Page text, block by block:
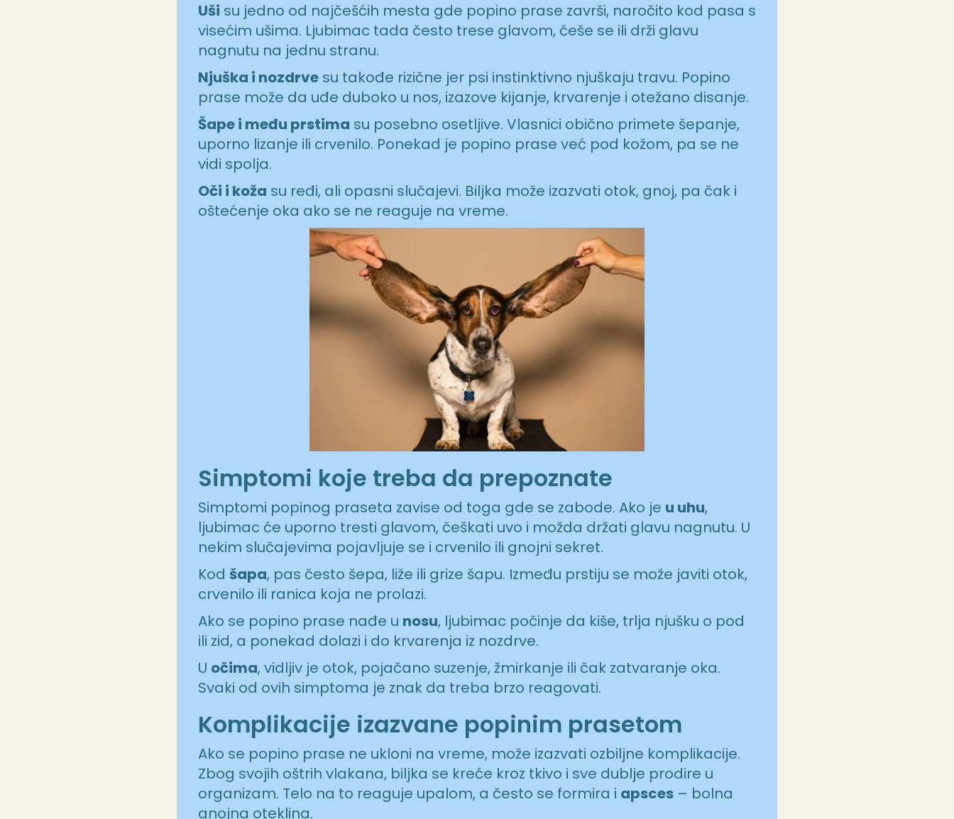
Uši su jedno od najčešćih mesta gde popino prase završi, naročito kod pasa s
visećim ušima. Ljubimac tada često trese glavom, češe se ili drži glavu
nagnutu na jednu stranu.
Njuška i nozdrvesu takođe rizične jer psi instinktivno njuškaju travu. Popino
prase može da uđe duboko u nos, izazove kijanje, krvarenje i otežano disanje.
Šape i među prstima su posebno osetljive. Vlasnici obično primete šepanje,
uporno lizanje ili crvenilo. Ponekad je popino prase već pod kožom, pa se ne
vidi spolja.
Oči i koža su ređi, ali opasni slučajevi. Biljka može izazvati otok, gnoj, pa čak i
oštećenje oka ako se ne reaguje na vreme.
Simptomi koje treba da prepoznate
Simptomi popinog praseta zavise od toga gde se zabode. Ako je u uhu,
ljubimac će uporno tresti glavom, češkati uvo i možda držati glavu nagnutu. U
nekim slučajevima pojavljuje se i crvenilo ili gnojni sekret.
Kod šapa, pas često šepa, liže ili grize šapu. Između prstiju se može javiti otok,
crvenilo ili ranica koja ne prolazi.
Ako se popino prase nađe u nosu, ljubimac počinje da kiše, trlja njušku o pod
ili zid, a ponekad dolazi i do krvarenja iz nozdrve.
U očima, vidljiv je otok, pojačano suzenje, žmirkanje ili čak zatvaranje oka.
Svaki od ovih simptoma je znak da treba brzo reagovati.
Komplikacije izazvane popinim prasetom
Ako se popino prase ne ukloni na vreme, može izazvati ozbiljne komplikacije.
Zbog svojih oštrih vlakana, biljka se kreće kroz tkivo i sve dublje prodire u
organizam. Telo na to reaguje upalom, a često se formira i apsces– bolna
gnojna oteklina.